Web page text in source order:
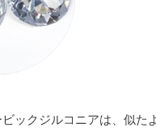
ックジルコニアは、似た